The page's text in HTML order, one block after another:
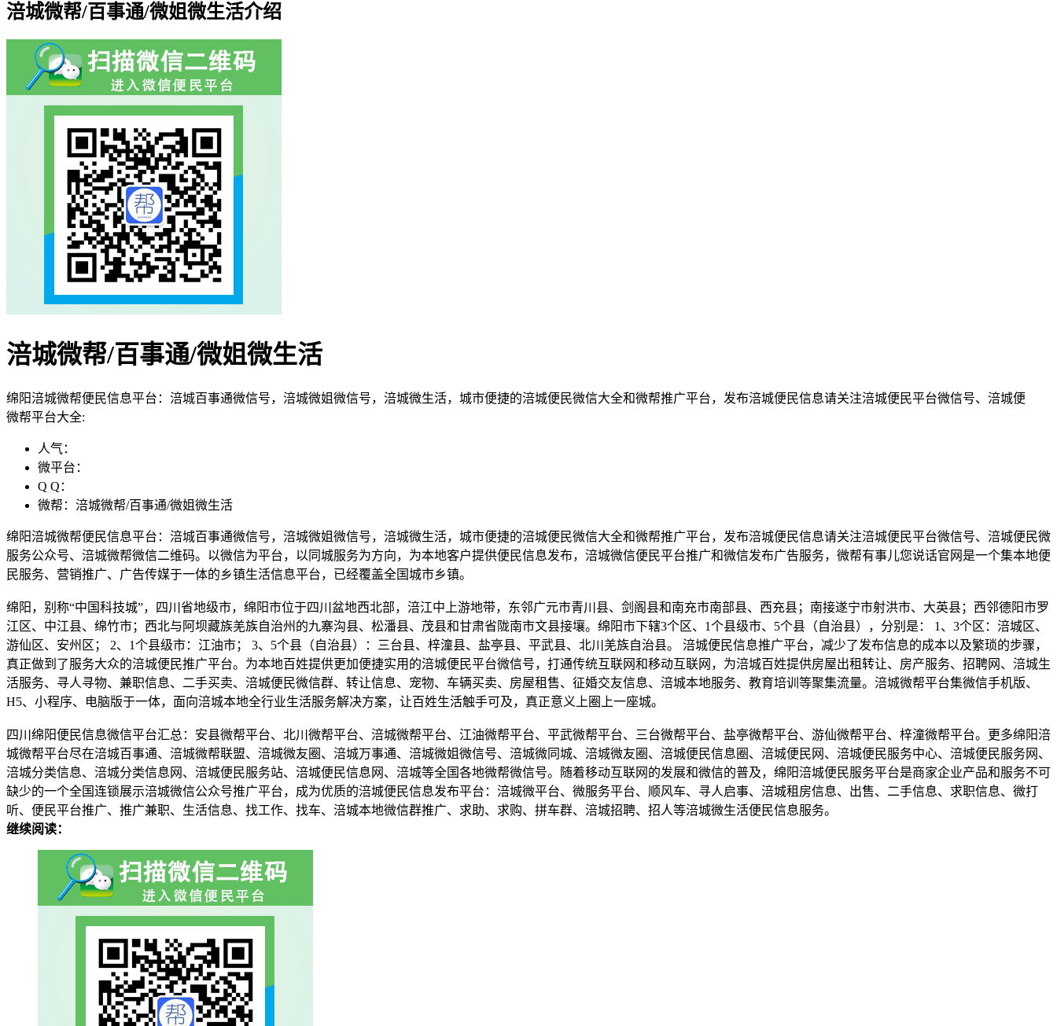
涪城微帮/百事通/微姐微生活介绍
涪城微帮/百事通/微姐微生活
绵阳涪城微帮便民信息平台：涪城百事通微信号，涪城微姐微信号，涪城微生活，城市便捷的涪城便民微信大全和微帮推广平台，发布涪城便民信息请关注涪城便民平台微信号、涪城便
微帮平台大全:
人气：
微平台：
Q Q：
微帮：涪城微帮/百事通/微姐微生活
绵阳涪城微帮便民信息平台：涪城百事通微信号，涪城微姐微信号，涪城微生活，城市便捷的涪城便民微信大全和微帮推广平台，发布涪城便民信息请关注涪城便民平台微信号、涪城便民微
服务公众号、涪城微帮微信二维码。以微信为平台，以同城服务为方向，为本地客户提供便民信息发布，涪城微信便民平台推广和微信发布广告服务，微帮有事儿您说话官网是一个集本地便
民服务、营销推广、广告传媒于一体的乡镇生活信息平台，已经覆盖全国城市乡镇。
绵阳，别称“中国科技城”，四川省地级市，绵阳市位于四川盆地西北部，涪江中上游地带，东邻广元市青川县、剑阁县和南充市南部县、西充县；南接遂宁市射洪市、大英县；西邻德阳市罗
江区、中江县、绵竹市；西北与阿坝藏族羌族自治州的九寨沟县、松潘县、茂县和甘肃省陇南市文县接壤。绵阳市下辖3个区、1个县级市、5个县（自治县），分别是： 1、3个区：涪城区、
游仙区、安州区； 2、1个县级市：江油市； 3、5个县（自治县）：三台县、梓潼县、盐亭县、平武县、北川羌族自治县。 涪城便民信息推广平台，减少了发布信息的成本以及繁琐的步骤，
真正做到了服务大众的涪城便民推广平台。为本地百姓提供更加便捷实用的涪城便民平台微信号，打通传统互联网和移动互联网，为涪城百姓提供房屋出租转让、房产服务、招聘网、涪城生
活服务、寻人寻物、兼职信息、二手买卖、涪城便民微信群、转让信息、宠物、车辆买卖、房屋租售、征婚交友信息、涪城本地服务、教育培训等聚集流量。涪城微帮平台集微信手机版、
H5、小程序、电脑版于一体，面向涪城本地全行业生活服务解决方案，让百姓生活触手可及，真正意义上圈上一座城。
四川绵阳便民信息微信平台汇总：安县微帮平台、北川微帮平台、涪城微帮平台、江油微帮平台、平武微帮平台、三台微帮平台、盐亭微帮平台、游仙微帮平台、梓潼微帮平台。更多绵阳涪
城微帮平台尽在涪城百事通、涪城微帮联盟、涪城微友圈、涪城万事通、涪城微姐微信号、涪城微同城、涪城微友圈、涪城便民信息圈、涪城便民网、涪城便民服务中心、涪城便民服务网、
涪城分类信息、涪城分类信息网、涪城便民服务站、涪城便民信息网、涪城等全国各地微帮微信号。随着移动互联网的发展和微信的普及，绵阳涪城便民服务平台是商家企业产品和服务不可
缺少的一个全国连锁展示涪城微信公众号推广平台，成为优质的涪城便民信息发布平台：涪城微平台、微服务平台、顺风车、寻人启事、涪城租房信息、出售、二手信息、求职信息、微打
听、便民平台推广、推广兼职、生活信息、找工作、找车、涪城本地微信群推广、求助、求购、拼车群、涪城招聘、招人等涪城微生活便民信息服务。
继续阅读：